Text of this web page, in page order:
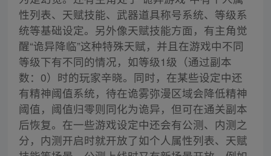
性列表、天赋技能、武器道具称号系统、等级系
统等基础设定。另外像天赋技能方面，有主角觉
醒“诡异降临”这种特殊天赋，并且在游戏中不同
等级下有不同的情况，如等级1级（通过副本
数：0）时的玩家辛晓。同时，在某些设定中还
有精神阈值系统，待在诡雾弥漫区域会降低精神
阈值，阈值归零则同化为诡异，但可在通关副本
后恢复。在一些游戏设定中还会有公测、内测之
分，内测开启时就开放了如个人属性列表、天赋